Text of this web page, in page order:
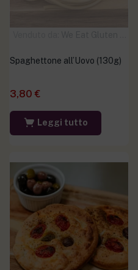
Spaghettone all’Uovo (130g)
3,80 €
Leggi tutto